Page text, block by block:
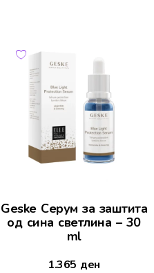
Geske Серум за заштита
од сина светлина – 30
ml
1.365 ден